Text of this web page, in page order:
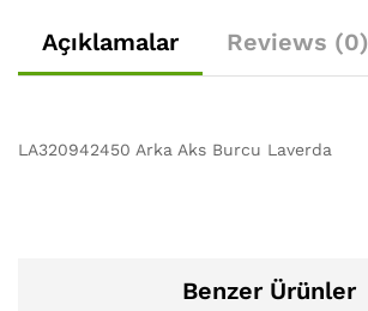
Açıklamalar Reviews (0)
LA320942450 Arka Aks Burcu Laverda
Benzer Ürünler